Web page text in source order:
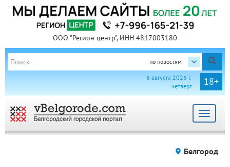
ООО "Регион центр", ИНН 4817003180
по новостям
18+
6 августа 2026 г.
четверг
Toggle
Белгород